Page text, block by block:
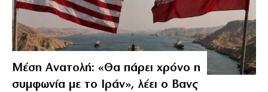
Μέση Ανατολή: «Θα πάρει χρόνο η
συμφωνία με το Ιράν», λέει ο Βανς